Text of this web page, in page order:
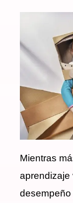
Mientras
aprendizaje